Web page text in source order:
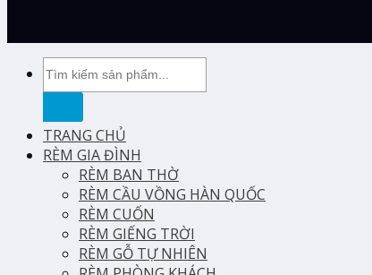
Tìm
kiếm:
TRANG CHỦ
RÈM GIA ĐÌNH
RÈM BAN THỜ
RÈM CẦU VỒNG HÀN QUỐC
RÈM CUỐN
RÈM GIẾNG TRỜI
RÈM GỖ TỰ NHIÊN